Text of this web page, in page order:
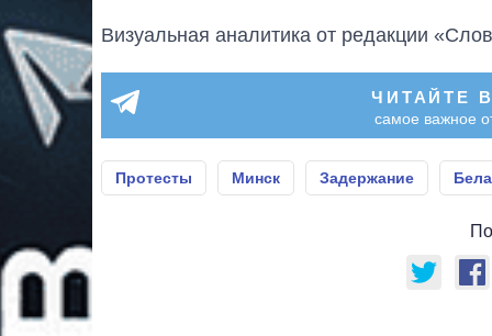
Визуальная аналитика от редакции
ЧИТАЙТЕ В
самое важное
Протесты Минск Задержание